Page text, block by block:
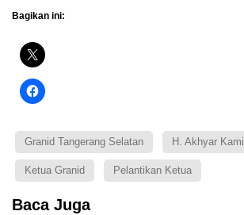
Bagikan ini:
Granid Tangerang Selatan H. Akhyar Kamil
Ketua Granid Pelantikan Ketua
Baca Juga